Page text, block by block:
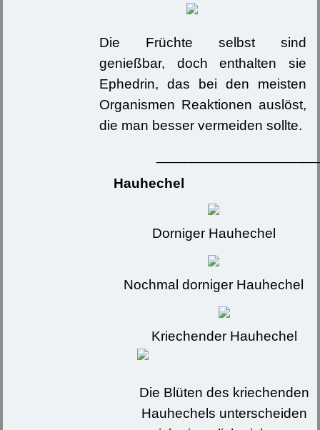
Die Früchte selbst sind
genießbar, doch enthalten sie
Ephedrin, das bei den meisten
Organismen Reaktionen auslöst,
die man besser vermeiden sollte.
Hauhechel
Dorniger Hauhechel
Nochmal dorniger Hauhechel
Kriechender Hauhechel
Die Blüten des kriechenden
Hauhechels unterscheiden